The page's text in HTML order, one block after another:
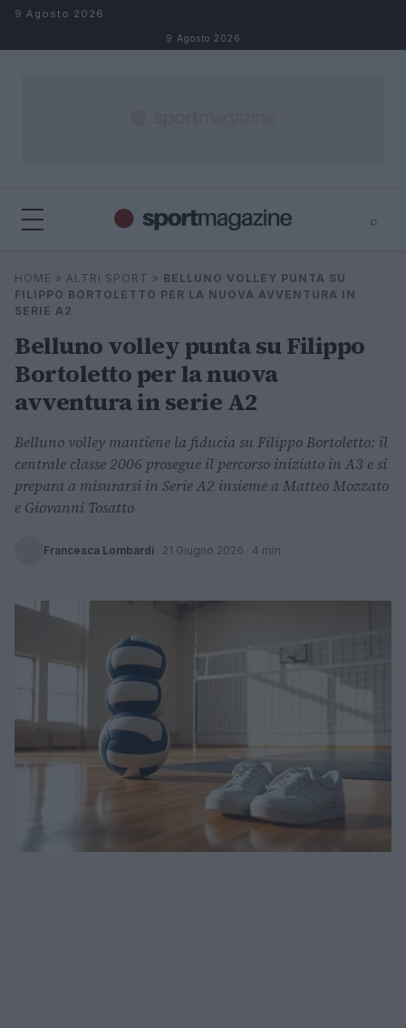
Salta al contenuto
9 Agosto 2026
9 Agosto 2026
⌕
Cerca
HOME » ALTRI SPORT » BELLUNO VOLLEY PUNTA SU
FILIPPO BORTOLETTO PER LA NUOVA AVVENTURA IN
SERIE A2
Belluno volley punta su Filippo
Bortoletto per la nuova
avventura in serie A2
Belluno volley mantiene la fiducia su Filippo Bortoletto: il
centrale classe 2006 prosegue il percorso iniziato in A3 e si
prepara a misurarsi in Serie A2 insieme a Matteo Mozzato
e Giovanni Tosatto
Francesca Lombardi · 21 Giugno 2026 · 4 min